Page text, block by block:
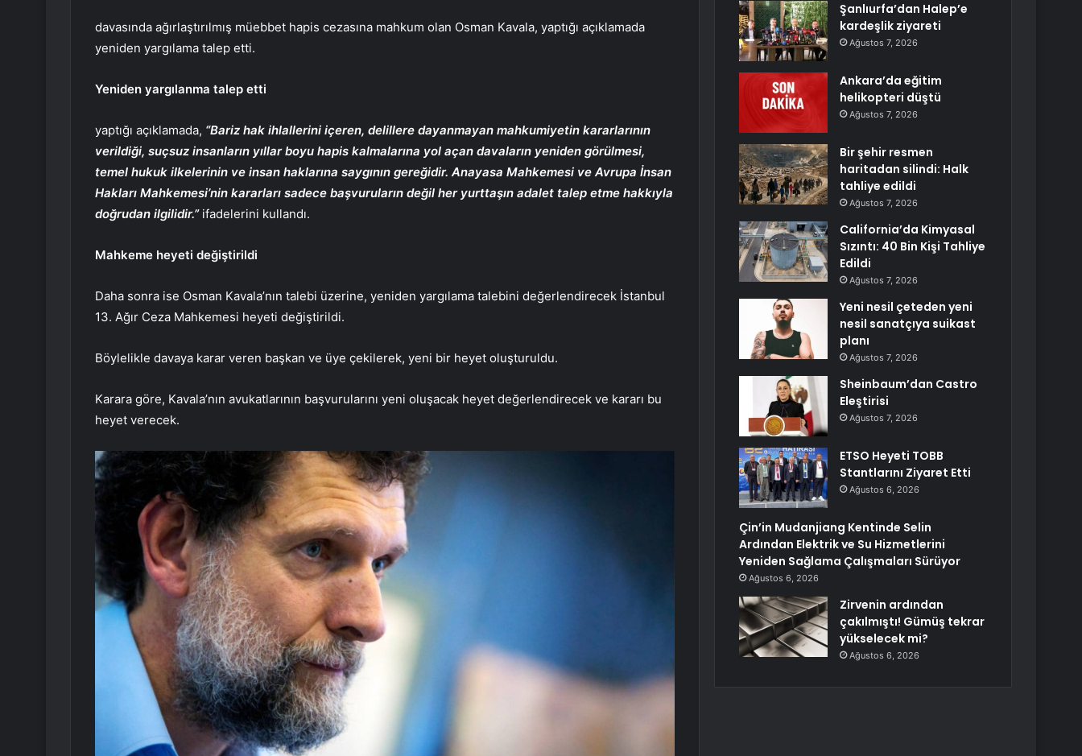
davasında ağırlaştırılmış müebbet hapis cezasına mahkum olan Osman Kavala, yaptığı açıklamada
yeniden yargılama talep etti.
Yeniden yargılanma talep etti
yaptığı açıklamada, “Bariz hak ihlallerini içeren, delillere dayanmayan mahkumiyetin kararlarının
verildiği, suçsuz insanların yıllar boyu hapis kalmalarına yol açan davaların yeniden görülmesi,
temel hukuk ilkelerinin ve insan haklarına saygının gereğidir. Anayasa Mahkemesi ve Avrupa İnsan
Hakları Mahkemesi’nin kararları sadece başvuruların değil her yurttaşın adalet talep etme hakkıyla
doğrudan ilgilidir.”ifadelerini kullandı.
Mahkeme heyeti değiştirildi
Daha sonra ise Osman Kavala’nın talebi üzerine, yeniden yargılama talebini değerlendirecek İstanbul
13. Ağır Ceza Mahkemesi heyeti değiştirildi.
Böylelikle davaya karar veren başkan ve üye çekilerek, yeni bir heyet oluşturuldu.
Karara göre, Kavala’nın avukatlarının başvurularını yeni oluşacak heyet değerlendirecek ve kararı bu
heyet verecek.
Şanlıurfa’dan Halep’e
kardeşlik ziyareti
Ağustos 7, 2026
Ankara’da eğitim
helikopteri düştü
Ağustos 7, 2026
Bir şehir resmen
haritadan silindi: Halk
tahliye edildi
Ağustos 7, 2026
California’da Kimyasal
Sızıntı: 40 Bin Kişi Tahliye
Edildi
Ağustos 7, 2026
Yeni nesil çeteden yeni
nesil sanatçıya suikast
planı
Ağustos 7, 2026
Sheinbaum’dan Castro
Eleştirisi
Ağustos 7, 2026
ETSO Heyeti TOBB
Stantlarını Ziyaret Etti
Ağustos 6, 2026
Çin’in Mudanjiang Kentinde Selin
Ardından Elektrik ve Su Hizmetlerini
Yeniden Sağlama Çalışmaları Sürüyor
Ağustos 6, 2026
Zirvenin ardından
çakılmıştı! Gümüş tekrar
yükselecek mi?
Ağustos 6, 2026